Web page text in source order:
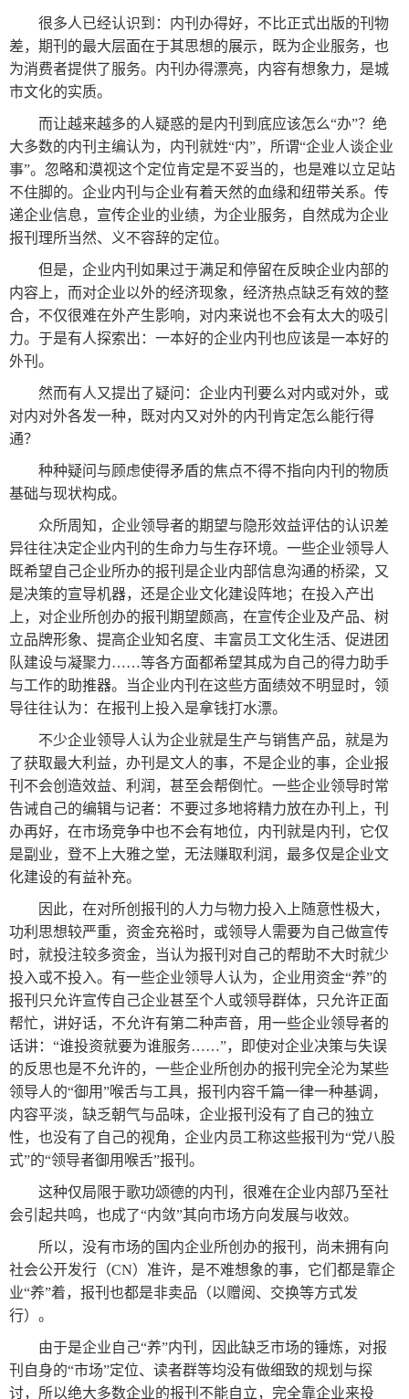
报
刊
全
报
刊
在
线
订
阅
报
知
识
术
闻
关
于
我
们
联
系
我
们
付
款
方
式
服
务
承
诺
开
发
工
具
速
CMS
新
闻
内
容
管
理
系
个
人
博
客
系
统
很多人已经认识到：内刊办得好，不比正式出版的刊物
差，期刊的最大层面在于其思想的展示，既为企业服务，也
为消费者提供了服务。内刊办得漂亮，内容有想象力，是城
市文化的实质。
而让越来越多的人疑惑的是内刊到底应该怎么“办”？绝
大多数的内刊主编认为，内刊就姓“内”，所谓“企业人谈企业
事”。忽略和漠视这个定位肯定是不妥当的，也是难以立足站
不住脚的。企业内刊与企业有着天然的血缘和纽带关系。传
递企业信息，宣传企业的业绩，为企业服务，自然成为企业
报刊理所当然、义不容辞的定位。
但是，企业内刊如果过于满足和停留在反映企业内部的
内容上，而对企业以外的经济现象，经济热点缺乏有效的整
合，不仅很难在外产生影响，对内来说也不会有太大的吸引
力。于是有人探索出：一本好的企业内刊也应该是一本好的
外刊。
然而有人又提出了疑问：企业内刊要么对内或对外，或
对内对外各发一种，既对内又对外的内刊肯定怎么能行得
通？
种种疑问与顾虑使得矛盾的焦点不得不指向内刊的物质
基础与现状构成。
众所周知，企业领导者的期望与隐形效益评估的认识差
异往往决定企业内刊的生命力与生存环境。一些企业领导人
既希望自己企业所办的报刊是企业内部信息沟通的桥梁，又
是决策的宣导机器，还是企业文化建设阵地；在投入产出
上，对企业所创办的报刊期望颇高，在宣传企业及产品、树
立品牌形象、提高企业知名度、丰富员工文化生活、促进团
队建设与凝聚力……等各方面都希望其成为自己的得力助手
与工作的助推器。当企业内刊在这些方面绩效不明显时，领
导往往认为：在报刊上投入是拿钱打水漂。
不少企业领导人认为企业就是生产与销售产品，就是为
了获取最大利益，办刊是文人的事，不是企业的事，企业报
刊不会创造效益、利润，甚至会帮倒忙。一些企业领导时常
告诫自己的编辑与记者：不要过多地将精力放在办刊上，刊
办再好，在市场竞争中也不会有地位，内刊就是内刊，它仅
是副业，登不上大雅之堂，无法赚取利润，最多仅是企业文
化建设的有益补充。
因此，在对所创报刊的人力与物力投入上随意性极大，
功利思想较严重，资金充裕时，或领导人需要为自己做宣传
时，就投注较多资金，当认为报刊对自己的帮助不大时就少
投入或不投入。有一些企业领导人认为，企业用资金“养”的
报刊只允许宣传自己企业甚至个人或领导群体，只允许正面
帮忙，讲好话，不允许有第二种声音，用一些企业领导者的
话讲：“谁投资就要为谁服务……”，即使对企业决策与失误
的反思也是不允许的，一些企业所创办的报刊完全沦为某些
领导人的“御用”喉舌与工具，报刊内容千篇一律一种基调，
内容平淡，缺乏朝气与品味，企业报刊没有了自己的独立
性，也没有了自己的视角，企业内员工称这些报刊为“党八股
式”的“领导者御用喉舌”报刊。
这种仅局限于歌功颂德的内刊，很难在企业内部乃至社
会引起共鸣，也成了“内敛”其向市场方向发展与收效。
所以，没有市场的国内企业所创办的报刊，尚未拥有向
社会公开发行（CN）准许，是不难想象的事，它们都是靠企
业“养”着，报刊也都是非卖品（以赠阅、交换等方式发
行）。
由于是企业自己“养”内刊，因此缺乏市场的锤炼，对报
刊自身的“市场”定位、读者群等均没有做细致的规划与探
讨，所以绝大多数企业的报刊不能自立，完全靠企业来投